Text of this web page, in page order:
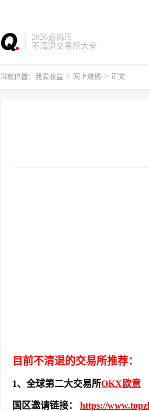
2026虚拟币
不清退交易所大全
当前位置： 我爱收益 > 网上赚钱 > 正文
目前不清退的交易所推荐：
1、全球第二大交易所OKX欧意
国区邀请链接： https://